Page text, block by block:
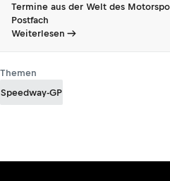
Termine aus der Welt des
Postfach
Weiterlesen
Themen
Speedway-GP